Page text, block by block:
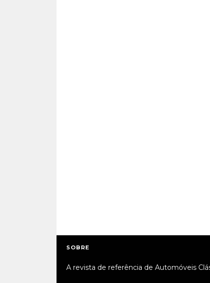
SOBRE
A revista de referência de Automóveis